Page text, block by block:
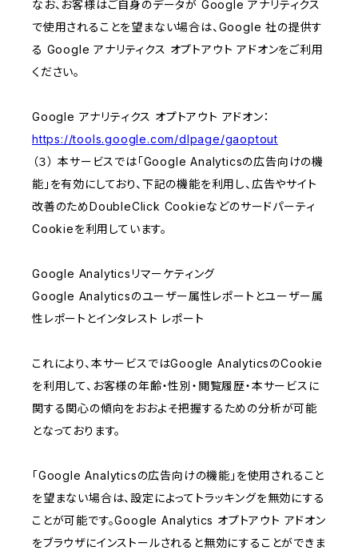
なお、お客様はご自身のデータが Google アナリティクス
で使用されることを望まない場合は、Google 社の提供す
る Google アナリティクス オプトアウト アドオンをご利用
ください。
Google アナリティクス オプトアウト アドオン：
https://tools.google.com/dlpage/gaoptout
（３） 本サービスでは「Google Analyticsの広告向けの機
能」を有効にしており、下記の機能を利用し、広告やサイト
改善のためDoubleClick Cookieなどのサードパーティ
Cookieを利用しています。
Google Analyticsリマーケティング
Google Analyticsのユーザー属性レポートとユーザー属
性レポートとインタレスト レポート
これにより、本サービスではGoogle AnalyticsのCookie
を利用して、お客様の年齢・性別・閲覧履歴・本サービスに
関する関心の傾向をおおよそ把握するための分析が可能
となっております。
「Google Analyticsの広告向けの機能」を使用されること
を望まない場合は、設定によってトラッキングを無効にする
ことが可能です。Google Analytics オプトアウト アドオン
をブラウザにインストールされると無効にすることができま